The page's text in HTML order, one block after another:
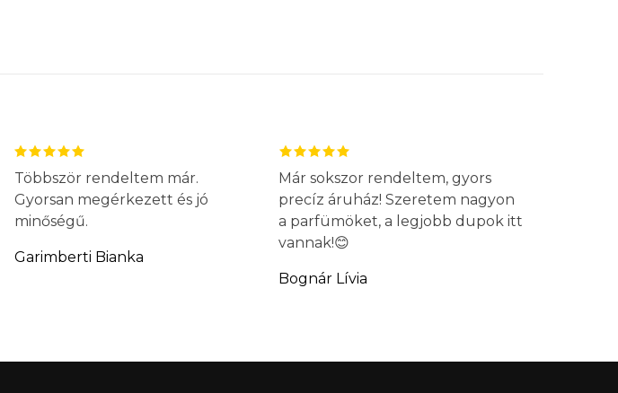
Többször rendeltem már.
Gyorsan megérkezett és jó
minőségű.
Garimberti Bianka
Már sokszor rendeltem, gyors
precíz áruház! Szeretem nagyon
a parfümöket, a legjobb dupok itt
vannak!😊
Bognár Lívia